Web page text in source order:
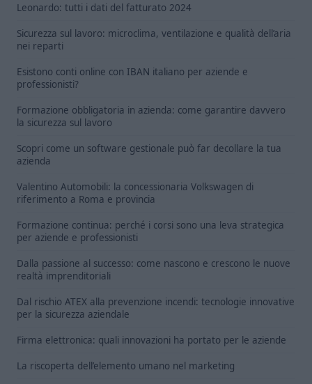
Leonardo: tutti i dati del fatturato 2024
Sicurezza sul lavoro: microclima, ventilazione e qualità dell’aria
nei reparti
Esistono conti online con IBAN italiano per aziende e
professionisti?
Formazione obbligatoria in azienda: come garantire davvero
la sicurezza sul lavoro
Scopri come un software gestionale può far decollare la tua
azienda
Valentino Automobili: la concessionaria Volkswagen di
riferimento a Roma e provincia
Formazione continua: perché i corsi sono una leva strategica
per aziende e professionisti
Dalla passione al successo: come nascono e crescono le nuove
realtà imprenditoriali
Dal rischio ATEX alla prevenzione incendi: tecnologie innovative
per la sicurezza aziendale
Firma elettronica: quali innovazioni ha portato per le aziende
La riscoperta dell’elemento umano nel marketing